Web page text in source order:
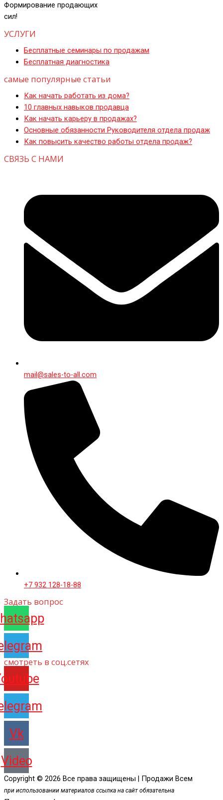
Формирование продающих
сил!
УСЛУГИ
Бесплатные семинары по продажам
Бесплатная диагностика
самые популярные статьи
Как начать работать из дома?
10 главных навыков продавца
Как начать карьеру в продажах?
Основные обязанности Руководителя отдела продаж
Как повысить качество работы отдела продаж?
СВЯЗЬ С НАМИ
mail@sales-to-all.com
+7 932 128-18-88
Задать вопрос
смотреть в соц.сетях
Vk
Video
Copyright © 2026 Все права защищены | Продажи Всем
при использовании материалов ссылка на сайт обязательна